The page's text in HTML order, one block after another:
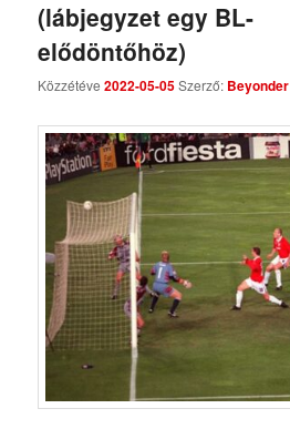
(lábjegyzet egy BL-
elődöntőhöz)
Közzétéve2022-05-05Szerző: Beyonder